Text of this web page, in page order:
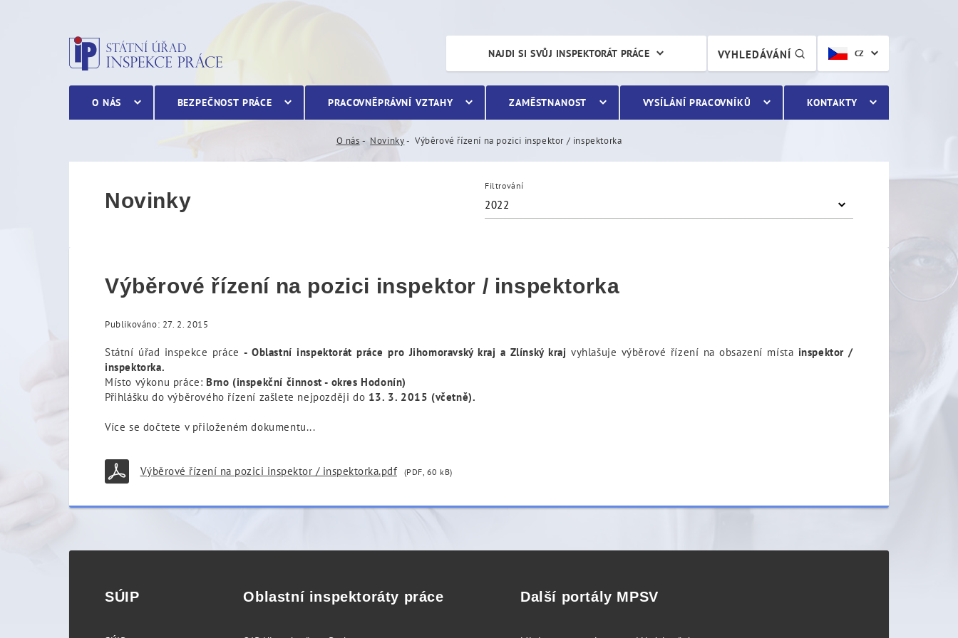
Výběrové řízení na pozici inspektor / inspektorka
CZ
VYHLEDÁVÁNÍ
NAJDI SI SVŮJ INSPEKTORÁT PRÁCE
O NÁS BEZPEČNOST PRÁCE PRACOVNĚPRÁVNÍ VZTAHY ZAMĚSTNANOST VYSÍLÁNÍ PRACOVNÍKŮ KONTAKTY
O nás Novinky Výběrové řízení na pozici inspektor / inspektorka
Novinky
Filtrování
2022
Výběrové řízení na pozici inspektor / inspektorka
Publikováno: 27. 2. 2015
Státní úřad inspekce práce- Oblastní inspektorát práce pro Jihomoravský kraj a Zlínský kraj vyhlašuje výběrové řízení na obsazení místa inspektor /
inspektorka.
Místo výkonu práce: Brno (inspekční činnost - okres Hodonín)
Přihlášku do výběrového řízení zašlete nejpozději do 13. 3. 2015 (včetně).
Více se dočtete v přiloženém dokumentu...
Výběrové řízení na pozici inspektor / inspektorka.pdf (PDF, 60 kB)
SÚIP Oblastní inspektoráty práce Další portály MPSV